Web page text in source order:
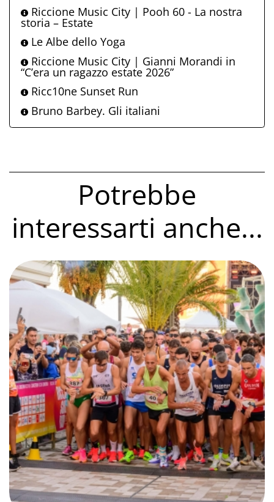
Riccione Music City | Pooh 60 - La nostra
storia – Estate
Le Albe dello Yoga
Riccione Music City | Gianni Morandi in
“C’era un ragazzo estate 2026”
Ricc10ne Sunset Run
Bruno Barbey. Gli italiani
Potrebbe
interessarti anche...